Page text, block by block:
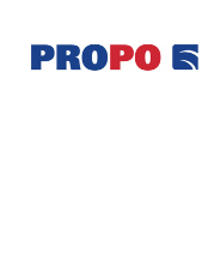
pääsisältöön
alatunnisteeseen